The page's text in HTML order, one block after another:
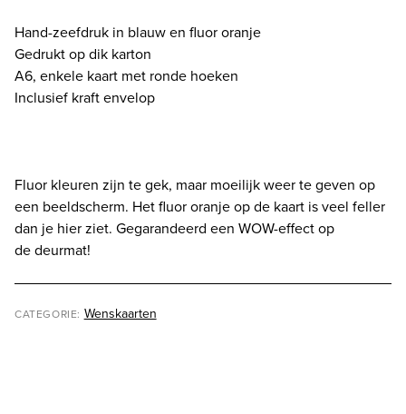
Hand-zeefdruk in blauw en fluor oranje
Gedrukt op dik karton
A6, enkele kaart met ronde hoeken
Inclusief kraft envelop
Fluor kleuren zijn te gek, maar moeilijk weer te geven op
een beeldscherm. Het fluor oranje op de kaart is veel feller
dan je hier ziet. Gegarandeerd een WOW-effect op
de deurmat!
CATEGORIE: Wenskaarten